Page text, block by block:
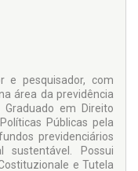
da melhor regra
e integração de
previdenciário é
jurídica e estratégia
e valorizando
fundamentadas e
que transforma
verdadeiro projeto de
e pesquisador, com
área da previdência
em Direito
Públicas pela
previdenciários
sustentável. Possui
e Tutela